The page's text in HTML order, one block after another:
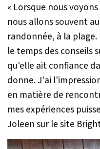
« Lorsque nous
nous allons souvent
randonnée, à la
le temps des conseils
qu'elle ait confiance
donne. J'ai
en matière de
mes expériences
Joleen sur le site